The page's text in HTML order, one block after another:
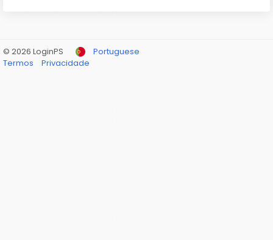
© 2026 LoginPS
Portuguese
Termos
Privacidade